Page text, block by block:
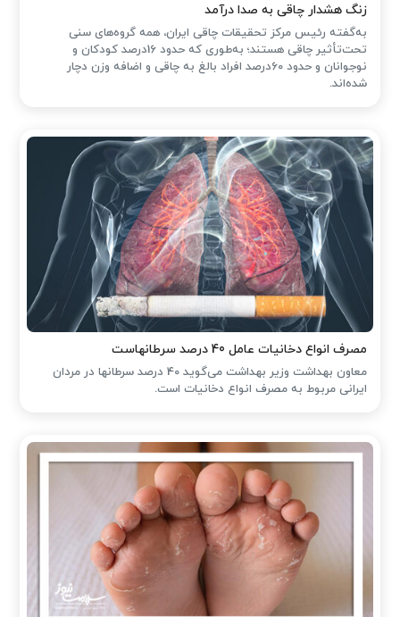
زنگ هشدار چاقی به صدا درآمد
به‌گفته رئیس مرکز تحقیقات چاقی ایران، همه گروه‌های سنی
تحت‌تأثیر چاقی هستند؛ به‌طوری که حدود 16درصد کودکان و
نوجوانان و حدود 60درصد افراد بالغ به چاقی و اضافه وزن دچار
شده‌اند.
مصرف انواع دخانیات عامل 40 درصد سرطانهاست
معاون بهداشت وزیر بهداشت می‌گوید 40 درصد سرطانها در مردان
ایرانی مربوط به مصرف انواع دخانیات است.